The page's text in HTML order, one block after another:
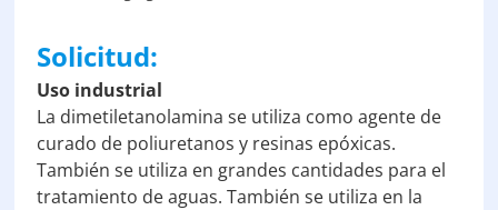
Solicitud:
Uso industrial
La dimetiletanolamina se utiliza como agente de
curado de poliuretanos y resinas epóxicas.
También se utiliza en grandes cantidades para el
tratamiento de aguas. También se utiliza en la